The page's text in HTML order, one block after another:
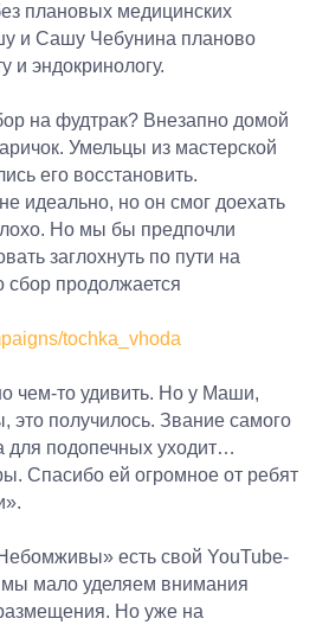
плановых медицинских
и Сашу Чебунина планово
и эндокринологу.
на фудтрак? Внезапно домой
Умельцы из мастерской
его восстановить.
идеально, но он смог доехать
Но мы бы предпочли
заглохнуть по пути на
сбор продолжается
tochka_vhoda
чем-то удивить. Но у Маши,
это получилось. Звание самого
для подопечных уходит…
Спасибо ей огромное от ребят
есть свой YouTube-
мы мало уделяем внимания
Но уже на